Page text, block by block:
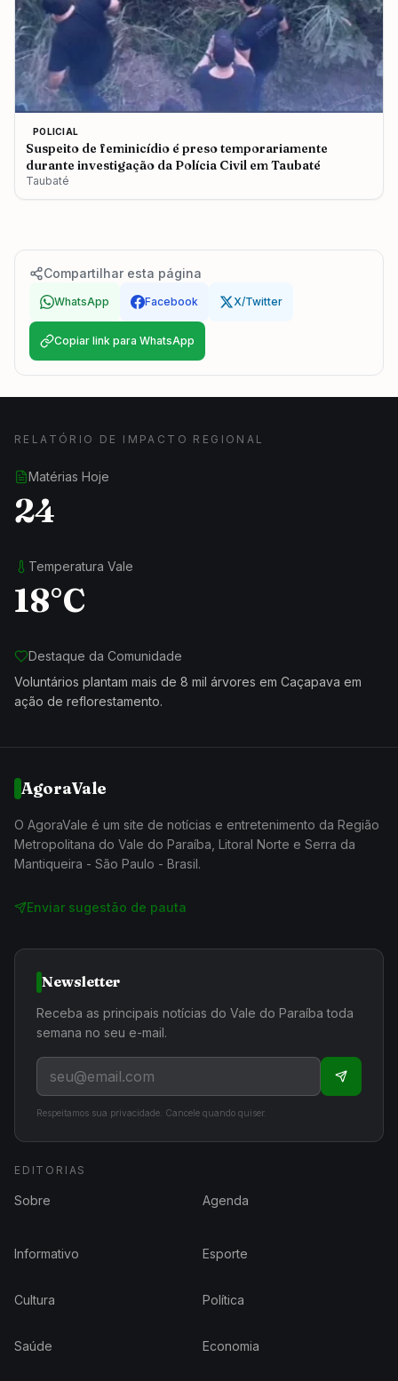
POLICIAL
Suspeito de feminicídio é preso temporariamente
durante investigação da Polícia Civil em Taubaté
Taubaté
Compartilhar esta página
WhatsApp Facebook X/Twitter
Copiar link para WhatsApp
RELATÓRIO DE IMPACTO REGIONAL
Matérias Hoje
24
Temperatura Vale
18°C
Destaque da Comunidade
Voluntários plantam mais de 8 mil árvores em Caçapava em
ação de reflorestamento.
AgoraVale
O AgoraVale é um site de notícias e entretenimento da Região
Metropolitana do Vale do Paraíba, Litoral Norte e Serra da
Mantiqueira - São Paulo - Brasil.
Enviar sugestão de pauta
Newsletter
Receba as principais notícias do Vale do Paraíba toda
semana no seu e-mail.
Respeitamos sua privacidade. Cancele quando quiser.
EDITORIAS
Sobre Agenda
Informativo Esporte
Cultura Política
Saúde Economia